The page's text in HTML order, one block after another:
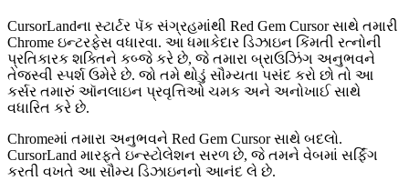
CursorLandના સ્ટાર્ટર પૅક સંગ્રહમાંથી Red Gem Cursor સાથે તમારી
Chrome ઇન્ટરફેસ વધારવા. આ ધમાકેદાર ડિઝાઇન કિંમતી રત્નોની
પ્રતિકારક શક્તિને કબ્જે કરે છે, જે તમારા બ્રાઉઝિંગ અનુભવને
તેજસ્વી સ્પર્શ ઉમેરે છે. જો તમે થોડું સૌમ્યતા પસંદ કરો છો તો આ
કર્સર તમારું ઑનલાઇન પ્રવૃત્તિઓ ચમક અને અનોખાઈ સાથે
વધારિત કરે છે.
Chromeમાં તમારા અનુભવને Red Gem Cursor સાથે બદલો.
CursorLand મારફતે ઇન્સ્ટોલેશન સરળ છે, જે તમને વેબમાં સર્ફિંગ
કરતી વખતે આ સૌમ્ય ડિઝાઇનનો આનંદ લે છે.